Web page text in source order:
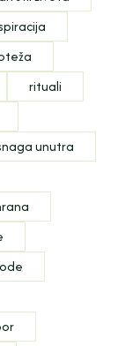
rituali
unutra